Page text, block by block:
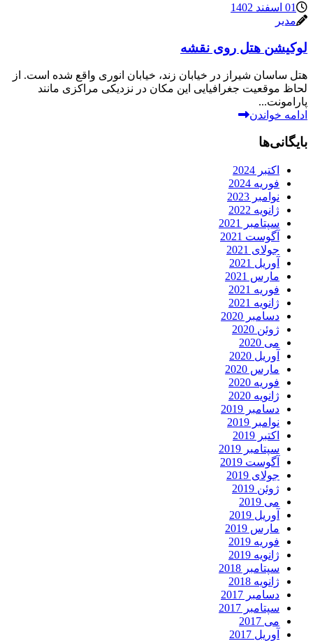
01 اسفند 1402
مدیر
لوکیشن هتل روی نقشه
هتل ساسان شیراز در خیابان زند، خیابان انوری واقع شده است. از
لحاظ موقعیت جغرافیایی این مکان در نزدیکی مراکزی مانند
پارامونت...
ادامه خواندن
بایگانی‌ها
اکتبر 2024
فوریه 2024
نوامبر 2023
ژانویه 2022
سپتامبر 2021
آگوست 2021
جولای 2021
آوریل 2021
مارس 2021
فوریه 2021
ژانویه 2021
دسامبر 2020
ژوئن 2020
می 2020
آوریل 2020
مارس 2020
فوریه 2020
ژانویه 2020
دسامبر 2019
نوامبر 2019
اکتبر 2019
سپتامبر 2019
آگوست 2019
جولای 2019
ژوئن 2019
می 2019
آوریل 2019
مارس 2019
فوریه 2019
ژانویه 2019
سپتامبر 2018
ژانویه 2018
دسامبر 2017
سپتامبر 2017
می 2017
آوریل 2017